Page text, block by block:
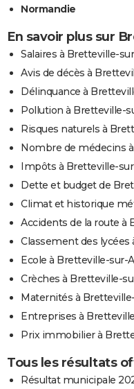
Normandie
En savoir plus sur
Salaires à Bretteville-
Avis de décès à
Délinquance à
Pollution à Bretteville-
Risques naturels à
Nombre de médecins
Impôts à Bretteville-
Dette et budget de
Climat et historique
Accidents de la route à
Classement des lycées
Ecole à Bretteville-sur-
Crèches à Bretteville-
Maternités à
Entreprises à
Prix immobilier à
Tous les résultats
Résultat municipale